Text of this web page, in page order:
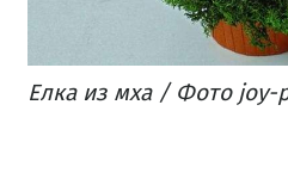
Елка из мха / Фото joy-